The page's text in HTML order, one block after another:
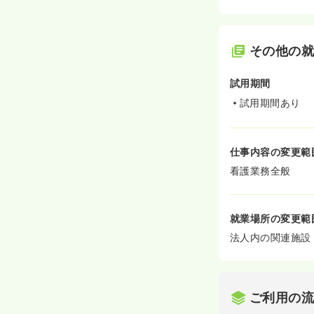
その他の
試用期間
試用期間あり
仕事内容の変更範
看護業務全般
就業場所の変更範
法人内の関連施設
ご利用の